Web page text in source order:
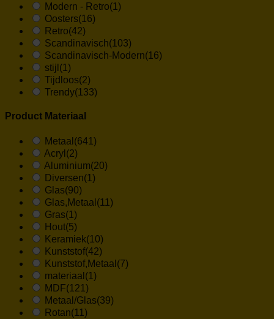
Modern - Retro(1)
Oosters(16)
Retro(42)
Scandinavisch(103)
Scandinavisch-Modern(16)
stijl (1)
Tijdloos(2)
Trendy(133)
Product Materiaal
Metaal (641)
Acryl (2)
Aluminium(20)
Diversen(1)
Glas(90)
Glas,Metaal (11)
Gras(1)
Hout(5)
Keramiek(10)
Kunststof(42)
Kunststof,Metaal (7)
materiaal (1)
MDF(121)
Metaal/Glas(39)
Rotan(11)